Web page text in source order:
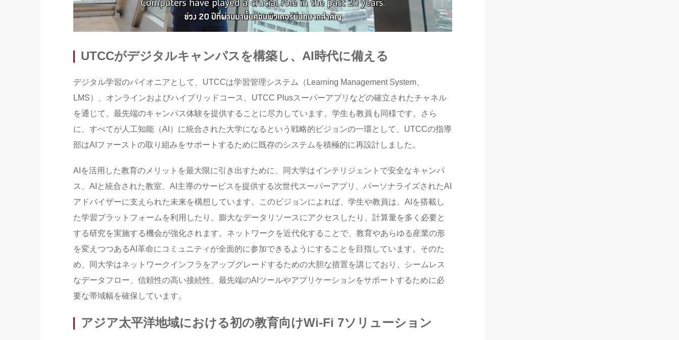
UTCCがデジタルキャンパスを構築し、AI時代に備える
デジタル学習のパイオニアとして、UTCCは学習管理システム（Learning Management System、
LMS）、オンラインおよびハイブリッドコース、UTCC Plusスーパーアプリなどの確立されたチャネル
を通じて、最先端のキャンパス体験を提供することに尽力しています。学生も教員も同様です。さら
に、すべてが人工知能（AI）に統合された大学になるという戦略的ビジョンの一環として、UTCCの指導
部はAIファーストの取り組みをサポートするために既存のシステムを積極的に再設計しました。
AIを活用した教育のメリットを最大限に引き出すために、同大学はインテリジェントで安全なキャンパ
ス、AIと統合された教室、AI主導のサービスを提供する次世代スーパーアプリ、パーソナライズされたAI
アドバイザーに支えられた未来を構想しています。このビジョンによれば、学生や教員は、AIを搭載し
た学習プラットフォームを利用したり、膨大なデータリソースにアクセスしたり、計算量を多く必要と
する研究を実施する機会が強化されます。ネットワークを近代化することで、教育やあらゆる産業の形
を変えつつあるAI革命にコミュニティが全面的に参加できるようにすることを目指しています。そのた
め、同大学はネットワークインフラをアップグレードするための大胆な措置を講じており、シームレス
なデータフロー、信頼性の高い接続性、最先端のAIツールやアプリケーションをサポートするために必
要な帯域幅を確保しています。
アジア太平洋地域における初の教育向けWi-Fi 7ソリューション